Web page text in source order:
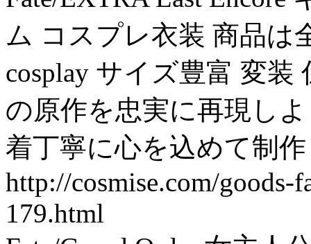
ム コスプレ衣装 商品は
cosplay サイズ豊富 変
の原作を忠実に再現し
着丁寧に心を込めて制
http://cosmise.com/goods-
179.html